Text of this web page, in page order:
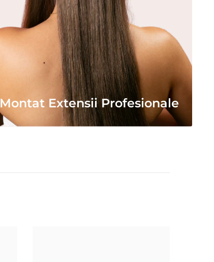
Montat Extensii Profesionale